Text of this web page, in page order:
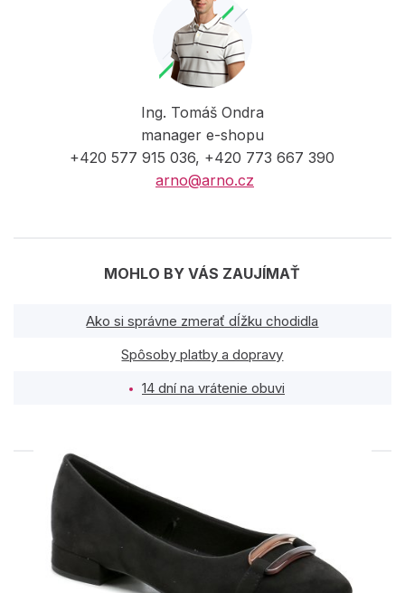
Ing. Tomáš Ondra
manager e-shopu
+420 577 915 036, +420 773 667 390
arno@arno.cz
MOHLO BY VÁS ZAUJÍMAŤ
Ako si správne zmerať dĺžku chodidla
Spôsoby platby a dopravy
14 dní na vrátenie obuvi
PODOBNÉ PRODUKTY